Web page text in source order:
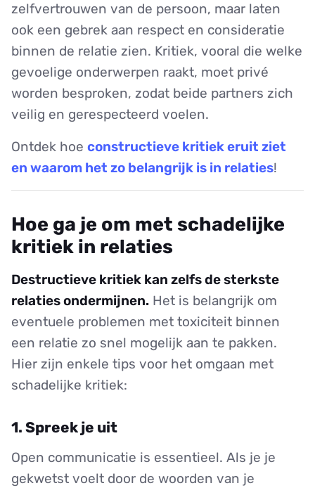
zelfvertrouwen van de persoon, maar laten
ook een gebrek aan respect en consideratie
binnen de relatie zien. Kritiek, vooral die welke
gevoelige onderwerpen raakt, moet privé
worden besproken, zodat beide partners zich
veilig en gerespecteerd voelen.
Ontdek hoe constructieve kritiek eruit ziet
en waarom het zo belangrijk is in relaties!
Hoe ga je om met schadelijke
kritiek in relaties
Destructieve kritiek kan zelfs de sterkste
relaties ondermijnen. Het is belangrijk om
eventuele problemen met toxiciteit binnen
een relatie zo snel mogelijk aan te pakken.
Hier zijn enkele tips voor het omgaan met
schadelijke kritiek:
1. Spreek je uit
Open communicatie is essentieel. Als je je
gekwetst voelt door de woorden van je